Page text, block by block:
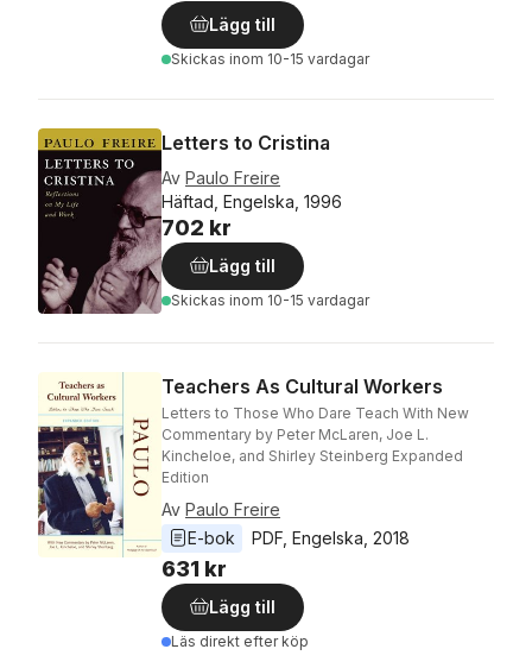
Lägg till
Skickas inom 10-15 vardagar
Letters to Cristina
Av Paulo Freire
Häftad, Engelska, 1996
702 kr
Lägg till
Skickas inom 10-15 vardagar
Teachers As Cultural Workers
Letters to Those Who Dare Teach With New
Commentary by Peter McLaren, Joe L.
Kincheloe, and Shirley Steinberg Expanded
Edition
Av Paulo Freire
E-bok
PDF Engelska 2018
631 kr
Lägg till
Läs direkt efter köp